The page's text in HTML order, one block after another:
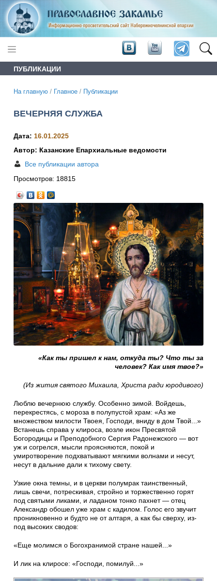
ПУБЛИКАЦИИ
На главную / Главное / Публикации
ВЕЧЕРНЯЯ СЛУЖБА
Дата: 16.01.2025
Автор: Казанские Епархиальные ведомости
Все публикации автора
Просмотров: 18815
«Как ты пришел к нам, откуда ты? Что ты за
человек? Как имя твое?»
(Из жития святого Михаила, Христа ради юродивого)
Люблю вечернюю службу. Особенно зимой. Войдешь,
перекрестясь, с мороза в полупустой храм: «Аз же
множеством милости Твоея, Господи, вниду в дом Твой...»
Встанешь справа у клироса, возле икон Пресвятой
Богородицы и Преподобного Сергия Радонежского — вот
уж и согрелся, мысли проясняются, покой и
умиротворение подхватывают мягкими волнами и несут,
несут в дальние дали к тихому свету.
Узкие окна темны, и в церкви полумрак таинственный,
лишь свечи, потрескивая, стройно и торжественно горят
под святыми ликами, и ладаном тонко пахнет — отец
Александр обошел уже храм с кадилом. Голос его звучит
проникновенно и будто не от алтаря, а как бы сверху, из-
под высоких сводов:
«Еще молимся о Богохранимой стране нашей...»
И лик на клиросе: «Господи, помилуй...»